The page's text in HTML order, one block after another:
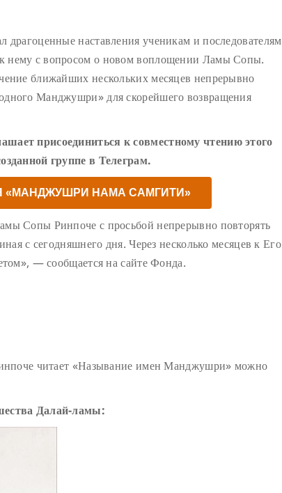
драгоценные наставления ученикам и последователям
с вопросом о новом воплощении Ламы Сопы.
ближайших нескольких месяцев непрерывно
Манджушри» для скорейшего возвращения
присоединиться к совместному чтению этого
группе в Телеграм.
«МАНДЖУШРИ НАМА САМГИТИ»
Сопы Ринпоче с просьбой непрерывно повторять
с сегодняшнего дня. Через несколько месяцев к Его
— сообщается на сайте Фонда.
читает «Называние имен Манджушри» можно
Далай-ламы: